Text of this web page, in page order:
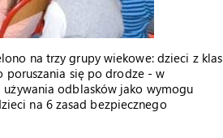
na trzy grupy wiekowe: dzieci z klas
poruszania się po drodze - w
odblasków jako wymogu
na 6 zasad bezpiecznego